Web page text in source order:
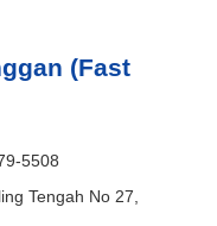
(Fast
5508
Tengah No 27,